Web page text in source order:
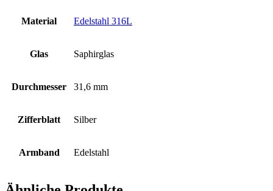
Material Edelstahl 316L
Glas Saphirglas
Durchmesser 31,6 mm
Zifferblatt Silber
Armband Edelstahl